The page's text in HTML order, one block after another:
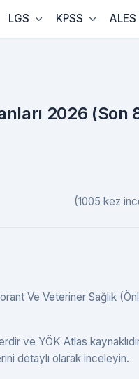
LGS KPSS ALES
2026 (Son
(1005 kez
Ve Veteriner Sağlık
ve YÖK Atlas
detaylı olarak inceleyin.